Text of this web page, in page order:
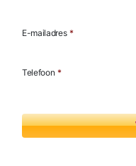
E-mailadres *
Telefoon *